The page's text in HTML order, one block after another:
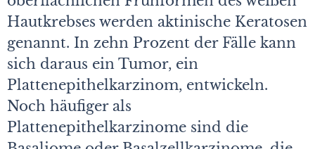
Hautkrebses werden aktinische Keratosen
genannt. In zehn Prozent der Fälle kann
sich daraus ein Tumor, ein
Plattenepithelkarzinom, entwickeln.
Noch häufiger als
Plattenepithelkarzinome sind die